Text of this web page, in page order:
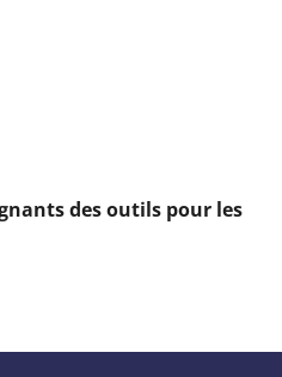
des outils pour les